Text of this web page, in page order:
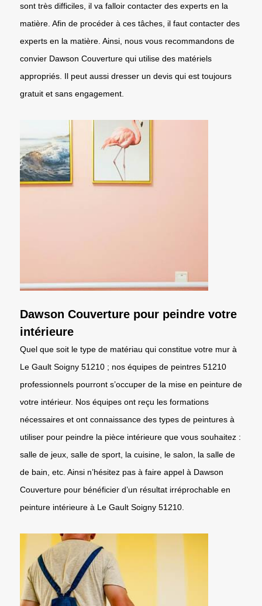
sont très difficiles, il va falloir contacter des experts en la
matière. Afin de procéder à ces tâches, il faut contacter des
experts en la matière. Ainsi, nous vous recommandons de
convier Dawson Couverture qui utilise des matériels
appropriés. Il peut aussi dresser un devis qui est toujours
gratuit et sans engagement.
Dawson Couverture pour peindre votre
intérieure
Quel que soit le type de matériau qui constitue votre mur à
Le Gault Soigny 51210 ; nos équipes de peintres 51210
professionnels pourront s’occuper de la mise en peinture de
votre intérieur. Nos équipes ont reçu les formations
nécessaires et ont connaissance des types de peintures à
utiliser pour peindre la pièce intérieure que vous souhaitez :
salle de jeux, salle de sport, la cuisine, le salon, la salle de
de bain, etc. Ainsi n’hésitez pas à faire appel à Dawson
Couverture pour bénéficier d’un résultat irréprochable en
peinture intérieure à Le Gault Soigny 51210.